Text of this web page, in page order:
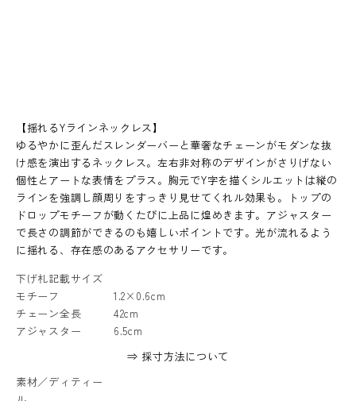
【揺れるYラインネックレス】
ゆるやかに歪んだスレンダーバーと華奢なチェーンがモダンな抜
け感を演出するネックレス。左右非対称のデザインがさりげない
個性とアートな表情をプラス。胸元でY字を描くシルエットは縦の
ラインを強調し顔周りをすっきり見せてくれル効果も。トップの
ドロップモチーフが動くたびに上品に煌めきます。アジャスター
で長さの調節ができるのも嬉しいポイントです。光が流れるよう
に揺れる、存在感のあるアクセサリーです。
下げ札記載サイズ
モチーフ
1.2×0.6cm
チェーン全長
42cm
アジャスター
6.5cm
⇒ 採寸方法について
素材／ディティー